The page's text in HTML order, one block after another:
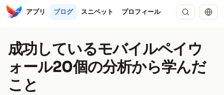
アプリ ブログ スニペット プロフィール
成功しているモバイルペイウ
ォール20個の分析から学んだ
こと